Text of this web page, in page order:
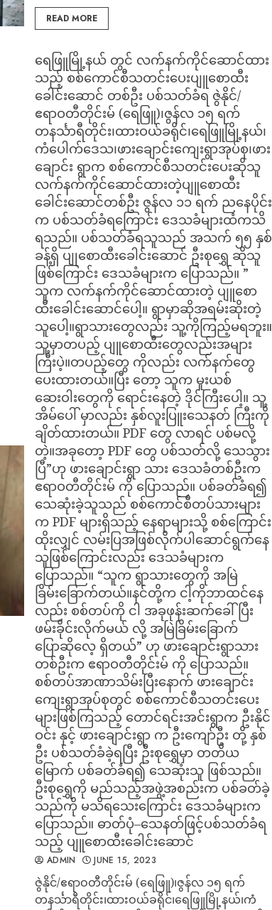
READ MORE
ရေဖြူမြို့နယ် တွင် လက်နက်ကိုင်ဆောင်ထား
သည့် စစ်ကောင်စီသတင်းပေးပျူစောထီး
ခေါင်းဆောင် တစ်ဦး ပစ်သတ်ခံရ ဇွဲနိုင်/
ဧရာဝတီတိုင်းမ် (ရေဖြူ)၊ဇွန်လ ၁၅ ရက်
တနင်္သာရီတိုင်း၊ထားဝယ်ခရိုင်၊ရေဖြူမြို့နယ်၊
ကံပေါက်ဒေသ၊ဖားချောင်းကျေးရွာအုပ်စု၊ဖား
ချောင်း ရွာက စစ်ကောင်စီသတင်းပေးဆိုသူ
လက်နက်ကိုင်ဆောင်ထားတဲ့ပျူစောထီး
ခေါင်းဆောင်တစ်ဦး ဇွန်လ ၁၁ ရက် ညနေပိုင်း
က ပစ်သတ်ခံရကြောင်း ဒေသခံများထံကသိ
ရသည်။ ပစ်သတ်ခံရသူသည် အသက် ၅၅ နှစ်
ခန့်ရှိ ပျုစောထီးခေါင်းဆောင် ဦးစုရွှေ ဆိုသူ
ဖြစ်ကြောင်း ဒေသခံများက ပြောသည်။ ”
သူက လက်နက်ကိုင်ဆောင်ထားတဲ့ ပျူစော
ထီးခေါင်းဆောင်ပေါ့။ ရွာမှာဆိုအရမ်းဆိုးတဲ့
သူပေါ့။ရွာသားတွေလည်း သူ့ကိုကြည့်မရဘူး။
သူ့မှာတပည့် ပျူစောထီးတွေလည်းအများ
ကြီးပဲ့။တပည့်တွေ ကိုလည်း လက်နက်တွေ
ပေးထားတယ်။ပြီး တော့ သူက မူးယစ်
ဆေးဝါးတွေကို ရောင်းနေတဲ့ ဒိုင်ကြီးပေါ့။ သူ့
အိမ်ပေါ် မှာလည်း နှစ်လူးပြူးသေနတ် ကြီးကို
ချိတ်ထားတယ်။ PDF တွေ လာရင် ပစ်မလို့
တဲ့။အခုတော့ PDF တွေ ပစ်သတ်လို့ သေသွား
ပြီ”ဟု ဖားချောင်းရွာ သား ဒေသခံတစ်ဦးက
ဧရာဝတီတိုင်းမ် ကို ပြောသည်။ ပစ်ခတ်ခံရ၍
သေဆုံးခဲ့သူသည် စစ်ကောင်စီတပ်သားများ
က PDF များရှိသည့် နေရာများသို့ စစ်ကြောင်း
ထိုးလျှင် လမ်းပြအဖြစ်လိုက်ပါဆောင်ရွက်နေ
သူဖြစ်ကြောင်းလည်း ဒေသခံများက
ပြောသည်။ “သူက ရွာသားတွေကို အမြဲ
ခြိမ်းခြောက်တယ်။နင်တို့က ငါ့ကိုဘာထင်နေ
လည်း စစ်တပ်ကို ငါ အခုဖုန်းဆက်ခေါ်ပြီး
ဖမ်းခိုင်းလိုက်မယ် လို့ အမြဲခြိမ်းခြောက်
ပြောဆိုလေ့ ရှိတယ်” ဟု ဖားချောင်းရွာသား
တစ်ဦးက ဧရာဝတီတိုင်းမ် ကို ပြောသည်။
စစ်တပ်အာဏာသိမ်းပြီးနောက် ဖားချောင်း
ကျေးရွာအုပ်စုတွင် စစ်ကောင်စီသတင်းပေး
များဖြစ်ကြသည့် တောင်ရင်းအင်းရွာက ဦးနိုင်
ဝင်း နှင့် ဖားချောင်းရွာ က ဦးကျော်ဦး တို့ နှစ်
ဦး ပစ်သတ်ခံခဲ့ရပြီး ဦးစုရွှေမှာ တတိယ
မြောက် ပစ်ခတ်ခံရ၍ သေဆုံးသူ ဖြစ်သည်။
ဦးစုရွှေကို မည်သည့်အဖွဲ့အစည်းက ပစ်ခတ်ခဲ့
သည်ကို မသိရသေးကြောင်း ဒေသခံများက
ပြောသည်။ ဓာတ်ပုံ–သေနတ်ဖြင့်ပစ်သတ်ခံရ
သည့် ပျူစောထီးခေါင်းဆောင်
ADMIN JUNE 15, 2023
ဇွဲနိုင်/ဧရာဝတီတိုင်းမ် (ရေဖြူ)၊ဇွန်လ ၁၅ ရက်
တနင်္သာရီတိုင်း၊ထားဝယ်ခရိုင်၊ရေဖြူမြို့နယ်၊ကံ